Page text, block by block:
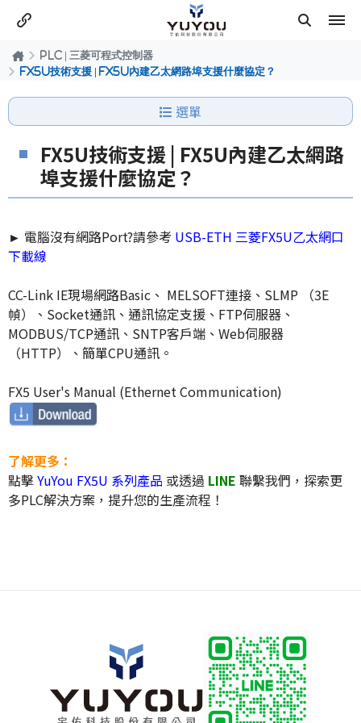
PLC | 三菱可程式控制器
FX5U技術支援 | FX5U內建乙太網路埠支援什麼協定？
選單
FX5U技術支援 | FX5U內建乙太網路
埠支援什麼協定？
► 電腦沒有網路Port?請參考 USB-ETH 三菱FX5U乙太網口
下載線
CC-Link IE現場網路Basic、 MELSOFT連接、SLMP （3E
幀）、Socket通訊、通訊協定支援、FTP伺服器、
MODBUS/TCP通訊、SNTP客戶端、Web伺服器
（HTTP）、簡單CPU通訊。
FX5 User's Manual (Ethernet Communication)
了解更多：
點擊YuYou FX5U 系列產品 或透過 LINE 聯繫我們，探索更
多PLC解決方案，提升您的生產流程！